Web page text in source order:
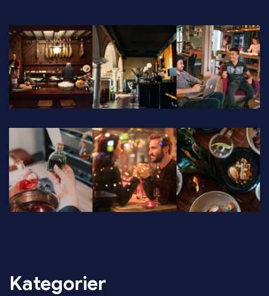
Kategorier